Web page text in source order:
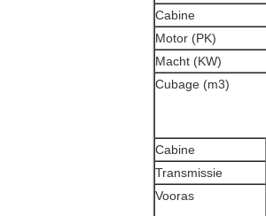
Cabine
Motor (PK)
Macht (KW)
Cubage (m3)
Cabine
Transmissie
Vooras